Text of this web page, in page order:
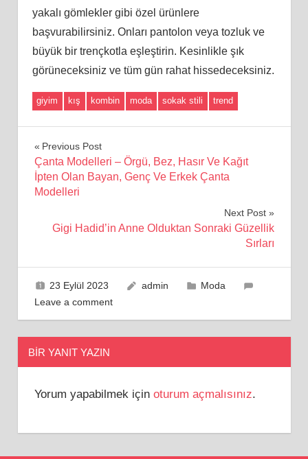
yakalı gömlekler gibi özel ürünlere
başvurabilirsiniz. Onları pantolon veya tozluk ve
büyük bir trençkotla eşleştirin. Kesinlikle şık
görüneceksiniz ve tüm gün rahat hissedeceksiniz.
giyim kış kombin moda sokak stili trend
Yazı
gezinmesi
Previous Post
Çanta Modelleri – Örgü, Bez, Hasır Ve Kağıt
İpten Olan Bayan, Genç Ve Erkek Çanta
Modelleri
Next Post
Gigi Hadid’in Anne Olduktan Sonraki Güzellik
Sırları
23 Eylül 2023 admin
Moda
Leave a comment
BIR YANIT YAZIN
Yorum yapabilmek için oturum açmalısınız.